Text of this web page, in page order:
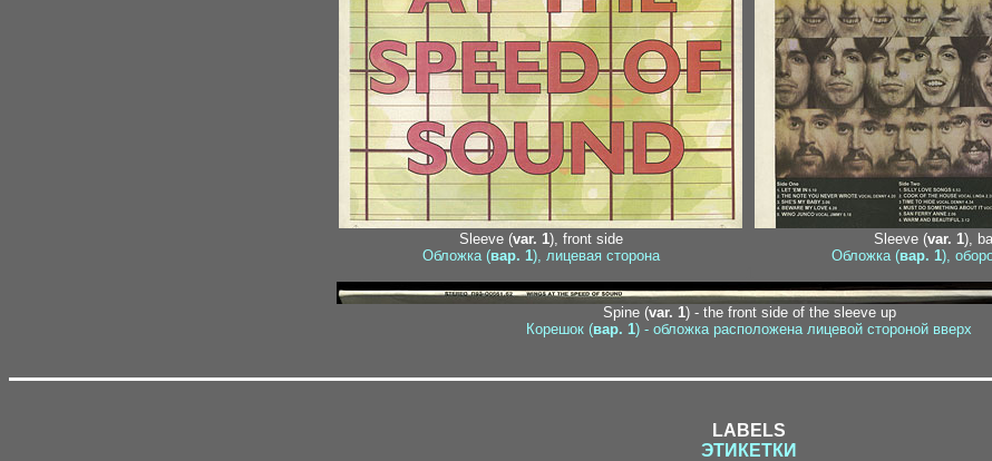
Sleeve (var. 1), front side
Обложка (вар. 1), лицевая сторона
Sleeve (var. 1),
Обложка (вар. 1),
Spine (var. 1) - the front side of the sleeve up
Корешок (вар. 1) - обложка расположена лицевой стороной вверх
LABELS
ЭТИКЕТКИ